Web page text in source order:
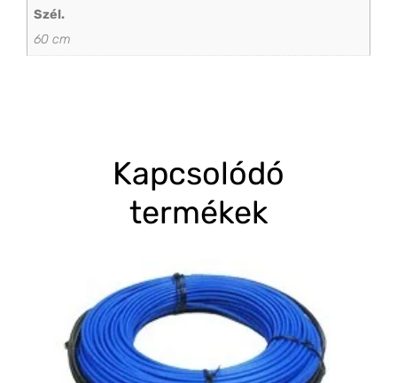
Szél.
60 cm
Kapcsolódó
termékek